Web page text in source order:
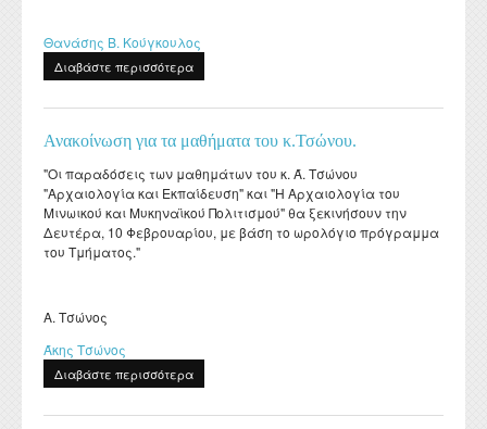
Θανάσης Β. Κούγκουλος
Διαβάστε περισσότερα
Ανακοίνωση για τα μαθήματα του κ.Τσώνου.
"Οι παραδόσεις των μαθημάτων του κ. Ά. Τσώνου
"Αρχαιολογία και Εκπαίδευση" και "Η Αρχαιολογία του
Μινωικού και Μυκηναϊκού Πολιτισμού" θα ξεκινήσουν την
Δευτέρα, 10 Φεβρουαρίου, με βάση το ωρολόγιο πρόγραμμα
του Τμήματος."
Α. Τσώνος
Άκης Τσώνος
Διαβάστε περισσότερα